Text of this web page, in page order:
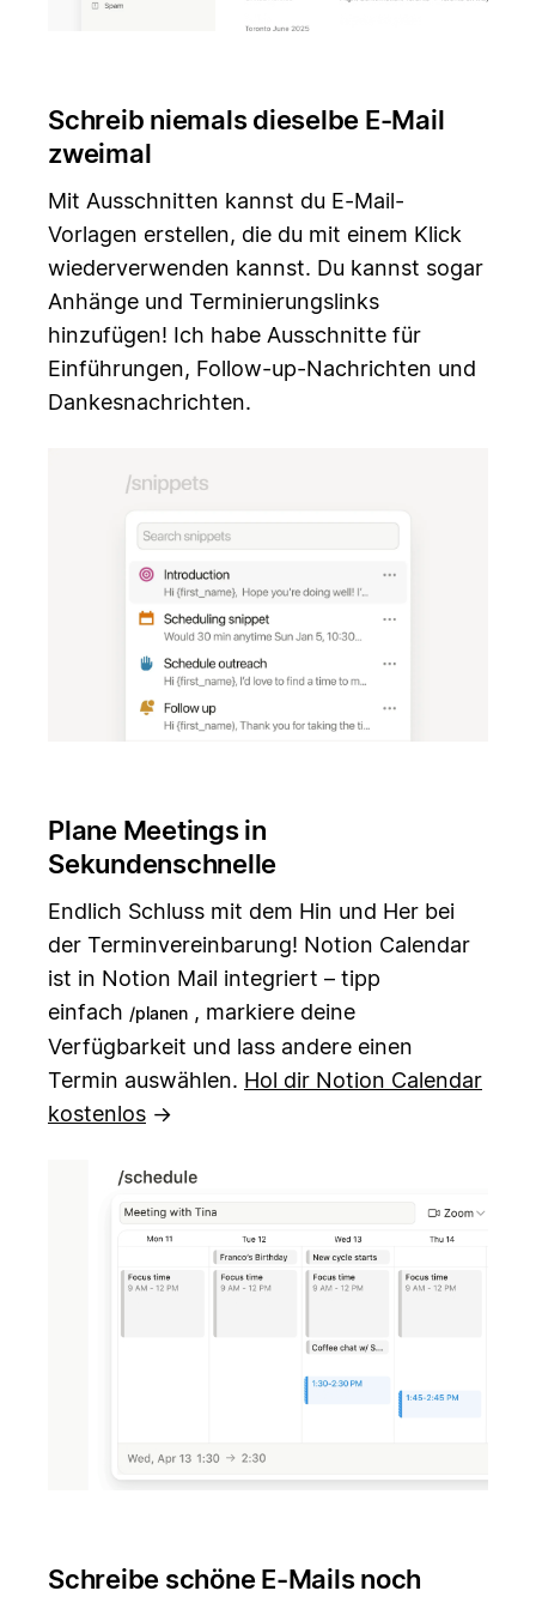
Schreib niemals dieselbe E-Mail
zweimal
Mit Ausschnitten kannst du E-Mail-
Vorlagen erstellen, die du mit einem Klick
wiederverwenden kannst. Du kannst sogar
Anhänge und Terminierungslinks
hinzufügen! Ich habe Ausschnitte für
Einführungen, Follow-up-Nachrichten und
Dankesnachrichten.
Plane Meetings in
Sekundenschnelle
Endlich Schluss mit dem Hin und Her bei
der Terminvereinbarung! Notion Calendar
ist in Notion Mail integriert – tipp
einfach /planen , markiere deine
Verfügbarkeit und lass andere einen
Termin auswählen. Hol dir Notion Calendar
kostenlos →
Schreibe schöne E-Mails noch